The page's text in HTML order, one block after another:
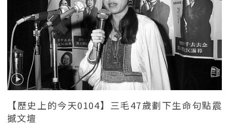
【歷史上的今天0104】三毛47歲劃下生命句點震
撼文壇